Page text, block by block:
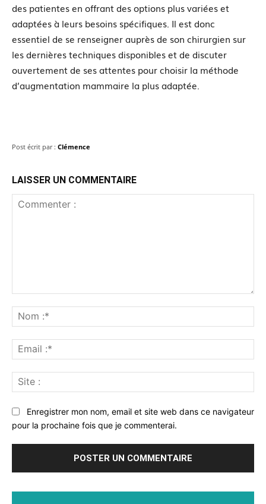
des patientes en offrant des options plus variées et
adaptées à leurs besoins spécifiques. Il est donc
essentiel de se renseigner auprès de son chirurgien sur
les dernières techniques disponibles et de discuter
ouvertement de ses attentes pour choisir la méthode
d’augmentation mammaire la plus adaptée.
Post écrit par : Clémence
LAISSER UN COMMENTAIRE
:*
:*
:
Enregistrer mon nom, email et site web dans ce navigateur
pour la prochaine fois que je commenterai.